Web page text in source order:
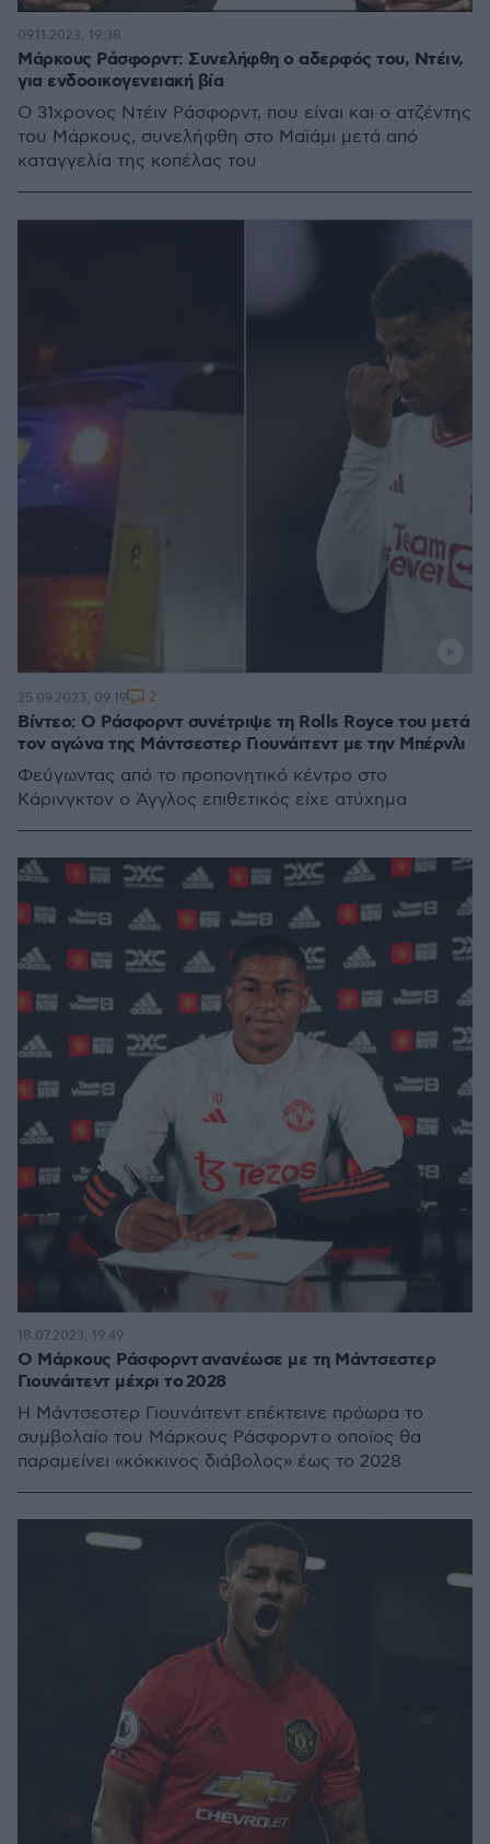
Μάρκους Ράσφορντ: Συνελήφθη ο αδερφός του, Ντέιν,
για ενδοοικογενειακή βία
Ο 31χρονος Ντέιν Ράσφορντ, που είναι και ο ατζέντης
του Μάρκους, συνελήφθη στο Μαϊάμι μετά από
καταγγελία της κοπέλας του
09.11.2023, 19:38
Βίντεο: Ο Ράσφορντ συνέτριψε τη Rolls Royce του μετά
τον αγώνα της Μάντσεστερ Γιουνάιτεντ με την Μπέρνλι
Φεύγωντας από το προπονητικό κέντρο στο
Κάρινγκτον ο Άγγλος επιθετικός είχε ατύχημα
25.09.2023, 09:19 2
Ο Μάρκους Ράσφορντ ανανέωσε με τη Μάντσεστερ
Γιουνάιτεντ μέχρι το 2028
Η Μάντσεστερ Γιουνάιτεντ επέκτεινε πρόωρα το
συμβολαίο του Μάρκους Ράσφορντ ο οποίος θα
παραμείνει «κόκκινος διάβολος» έως το 2028
18.07.2023, 19:49